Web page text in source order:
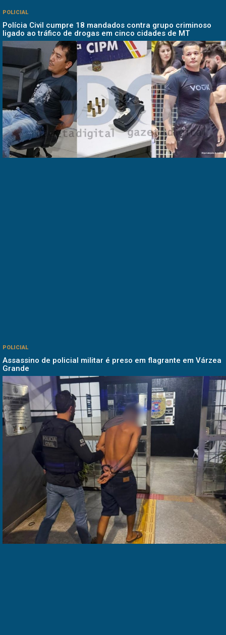
POLICIAL
Polícia Civil cumpre 18 mandados contra grupo criminoso
ligado ao tráfico de drogas em cinco cidades de MT
POLICIAL
Assassino de policial militar é preso em flagrante em Várzea
Grande